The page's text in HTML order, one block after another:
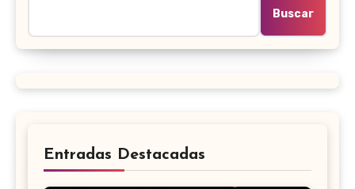
Buscar
Entradas Destacadas